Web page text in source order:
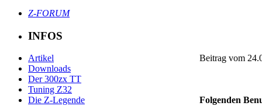
Z-FORUM
INFOS
Artikel
Downloads
Der 300zx TT
Tuning Z32
Die Z-Legende
Beitrag vom
Folgenden